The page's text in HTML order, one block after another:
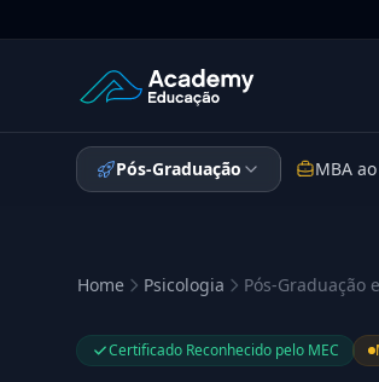
Academy Educação — Página
Pós-Graduação MBA
Home Psicologia Pós-Graduação
Certificado Reconhecido pelo MEC